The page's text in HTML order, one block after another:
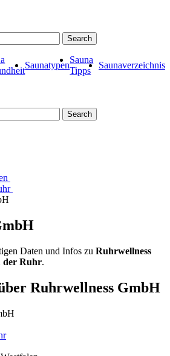
Search
Saunatypen
Sauna
Tipps
Saunaverzeichnis
Search
Daten und Infos zu Ruhrwellness
der Ruhr.
Ruhrwellness GmbH